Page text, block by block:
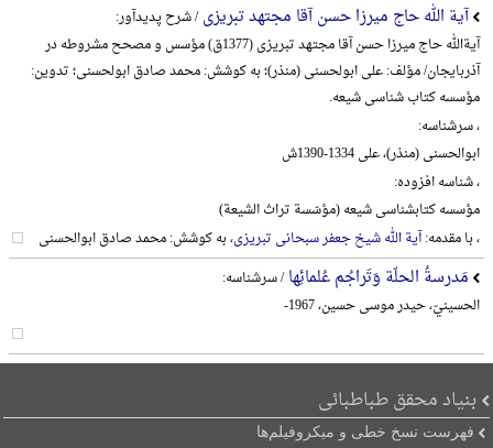
آیة الله حاج میرزا حسن آقا مجتهد تبریزی/ شرح پدیدآور:
آیةالله حاج میرزا حسن آقا مجتهد تبریزی (1377ق) مؤسس و مصحح مشروطه در
آذربایجان/ مؤلف: علی ابولحسنی (منذر)؛ به کوشش: محمد صادق ابولحسنی؛ تدوین:
مؤسسه کتاب شناسی شیعه.
، سرشناسه:
ابوالحسنی (منذر)، علی 1334-1390ش
، شناسه افزوده:
مؤسسه کتابشناسی شیعه (مؤسّسة تراث الشیعة)
، با مقدمه:آیة الله شیخ جعفر سبحانی تبریزی، به کوشش: محمد صادق ابوالحسنی
مَدرسةُ الحلّة وَتَراجُم عُلمائِها/ سرشناسه:
الحسینيّ، حیدر موسی حسین، 1967-
بنیاد محقق طباطبائی
فهرست نسخ خطی و میکروفیلم‌ها